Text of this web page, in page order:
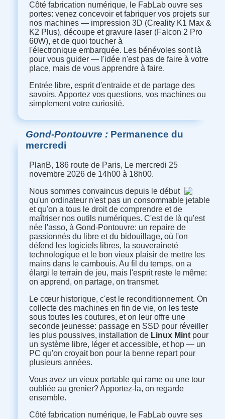
Côté fabrication numérique, le FabLab ouvre ses
portes: venez concevoir et fabriquer vos projets sur
nos machines — impression 3D (Creality K1 Max &
K2 Plus), découpe et gravure laser (Falcon 2 Pro
60W), et de quoi toucher à
l'électronique embarquée. Les bénévoles sont là
pour vous guider — l'idée n'est pas de faire à votre
place, mais de vous apprendre à faire.
Entrée libre, esprit d'entraide et de partage des
savoirs. Apportez vos questions, vos machines ou
simplement votre curiosité.
Gond-Pontouvre Permanence du
mercredi
PlanB, 186 route de Paris, Le mercredi 25
novembre 2026 de 14h00 à 18h00.
Nous sommes convaincus depuis le début
qu'un ordinateur n'est pas un consommable jetable
et qu'on a tous le droit de comprendre et de
maîtriser nos outils numériques. C'est de là qu'est
née l'asso, à Gond-Pontouvre: un repaire de
passionnés du libre et du bidouillage, où l'on
défend les logiciels libres, la souveraineté
technologique et le bon vieux plaisir de mettre les
mains dans le cambouis. Au fil du temps, on a
élargi le terrain de jeu, mais l'esprit reste le même:
on apprend, on partage, on transmet.
Le cœur historique, c'est le reconditionnement. On
collecte des machines en fin de vie, on les teste
sous toutes les coutures, et on leur offre une
seconde jeunesse: passage en SSD pour réveiller
les plus poussives, installation de Linux Mintpour
un système libre, léger et accessible, et hop — un
PC qu'on croyait bon pour la benne repart pour
plusieurs années.
Vous avez un vieux portable qui rame ou une tour
oubliée au grenier? Apportez-la, on regarde
ensemble.
Côté fabrication numérique, le FabLab ouvre ses